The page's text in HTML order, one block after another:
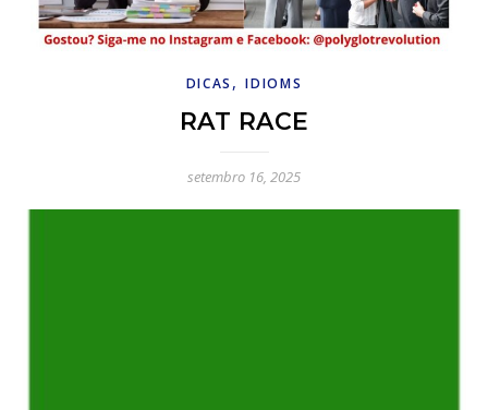
DICAS ,IDIOMS
RAT RACE
setembro 16, 2025